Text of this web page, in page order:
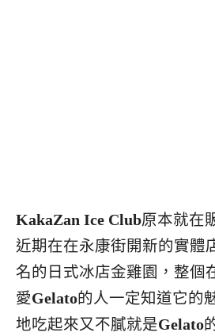
KakaZan Ice Club原本就在
近期在在永康街開新的實體
名的日式冰店金雞園，整個
愛Gelato的人一定知道它的
地吃起來又不膩就是Gelato